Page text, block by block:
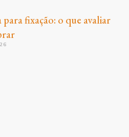
fixação: o que avaliar